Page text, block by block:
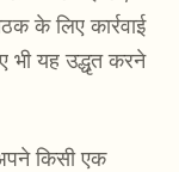
के लिए कार्रवाई
भी यह उद्धृत करने
किसी एक